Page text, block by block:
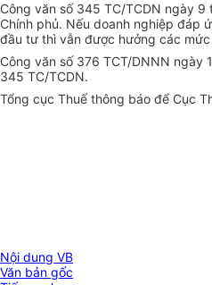
Công văn số 345 TC/TCDN ngày
Chính phủ. Nếu doanh nghiệp đáp
đầu tư thì vẫn được hưởng các
Công văn số 376 TCT/DNNN ngày
345 TC/TCDN.
Tổng cục Thuế thông báo để Cục
Nội dung VB
Văn bản gốc